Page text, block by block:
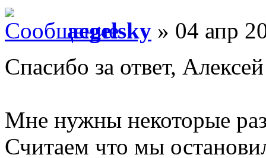
aegelsky » 04 апр
Спасибо за ответ,
Мне нужны некоторые
Считаем что мы